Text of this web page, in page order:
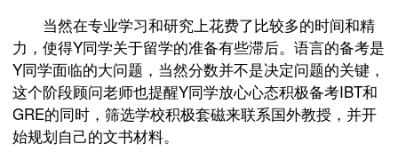
当然在专业学习和研究上花费了比较多的时间和精
力，使得Y同学关于留学的准备有些滞后。语言的备考是
Y同学面临的大问题，当然分数并不是决定问题的关键，
这个阶段顾问老师也提醒Y同学放心心态积极备考IBT和
GRE的同时，筛选学校积极套磁来联系国外教授，并开
始规划自己的文书材料。